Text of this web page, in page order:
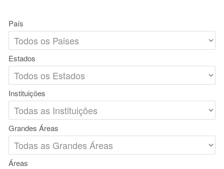
País
Estados
Instituições
Grandes Áreas
Áreas